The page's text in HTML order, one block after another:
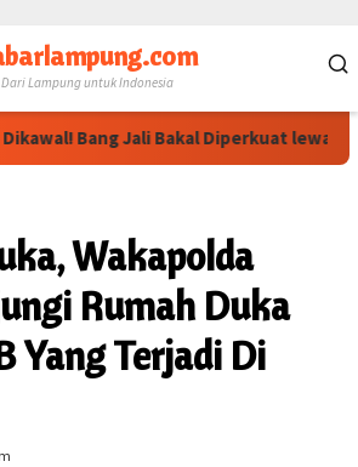
Dari Lampung untuk Indonesia
Bang Jali Bakal Diperkuat lewat
Wakapolda
Rumah Duka
Yang Terjadi Di